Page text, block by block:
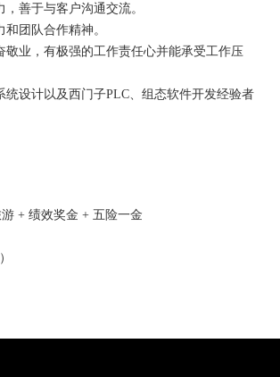
善于与客户沟通交流。
团队合作精神。
敬业，有极强的工作责任心并能承受工作压
统设计以及西门子PLC、组态软件开发经验者
+ 绩效奖金 + 五险一金